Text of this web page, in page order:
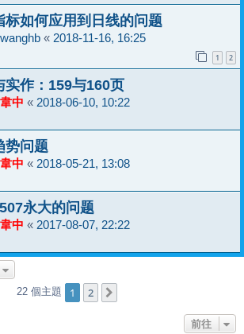
标如何应用到日线的问题
wanghb « 2018-11-16, 16:25
1 2
实作：159与160页
韋中 « 2018-06-10, 10:22
势问题
韋中 « 2018-05-21, 13:08
永大的问题
韋中 « 2017-08-07, 22:22
22 個主題 1 2
前往